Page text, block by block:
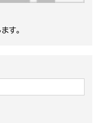
す。